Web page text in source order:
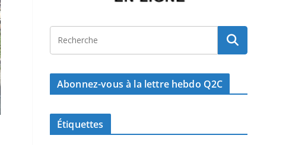
Abonnez-vous à la lettre hebdo Q2C
Étiquettes